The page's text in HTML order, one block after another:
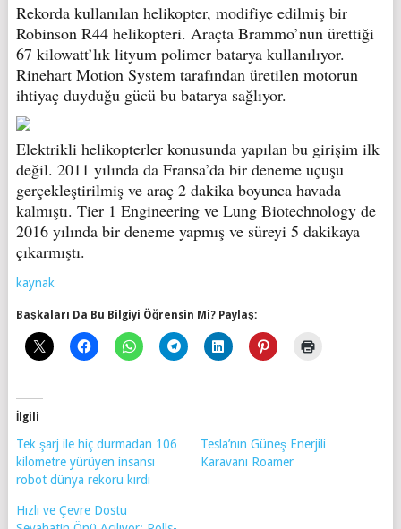
Rekorda kullanılan helikopter, modifiye edilmiş bir
Robinson R44 helikopteri. Araçta Brammo’nun ürettiği
67 kilowatt’lık lityum polimer batarya kullanılıyor.
Rinehart Motion System tarafından üretilen motorun
ihtiyaç duyduğu gücü bu batarya sağlıyor.
Elektrikli helikopterler konusunda yapılan bu girişim ilk
değil. 2011 yılında da Fransa’da bir deneme uçuşu
gerçekleştirilmiş ve araç 2 dakika boyunca havada
kalmıştı. Tier 1 Engineering ve Lung Biotechnology de
2016 yılında bir deneme yapmış ve süreyi 5 dakikaya
çıkarmıştı.
kaynak
Başkaları Da Bu Bilgiyi Öğrensin Mi? Paylaş:
İlgili
Tek şarj ile hiç durmadan 106
kilometre yürüyen insansı
robot dünya rekoru kırdı
Tesla’nın Güneş Enerjili
Karavanı Roamer
Hızlı ve Çevre Dostu